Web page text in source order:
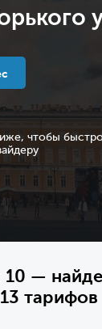
чтобы
10 —
тарифов